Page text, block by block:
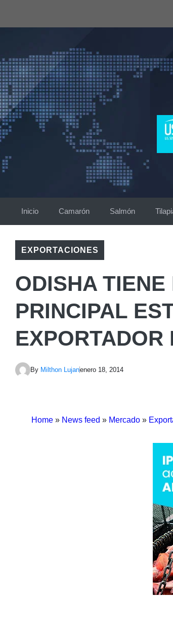
Inicio Camarón Salmón
EXPORTACIONES
ODISHA
PRINCIPAL
EXPORTADOR
By Milthon Lujanenero 18, 2014
Home » News feed » Mercado »